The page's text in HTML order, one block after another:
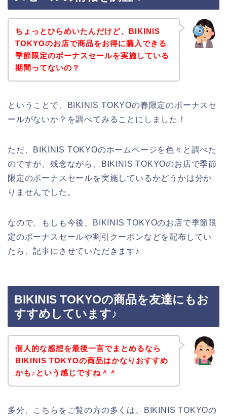
ちょっとひらめいたんだけど、BIKINIS
TOKYOのお店で商品をお得に購入できる
季節限定のボーナスセールを実施している
期間ってないの？
ということで、BIKINIS TOKYOの春限定のボーナスセ
ールがないか？を調べてみることにしました！
ただ、BIKINIS TOKYOのホームページを色々と調べた
のですが、残念ながら、BIKINIS TOKYOのお店で季節
限定のボーナスセールを実施しているかどうかは分か
りませんでした。
なので、もしも今後、BIKINIS TOKYOのお店で季節限
定のボーナスセールや割引クーポンなどを配布してい
たら、記事にさせていただきます♪
BIKINIS TOKYOの商品を友達にもお
すすめしています♪
個人的な感想を最後一言でまとめるなら
BIKINIS TOKYOの商品はかなりおすすめ
かも♪という感じですね＾＾
多分、こちらをご覧の方の多くは、BIKINIS TOKYOの